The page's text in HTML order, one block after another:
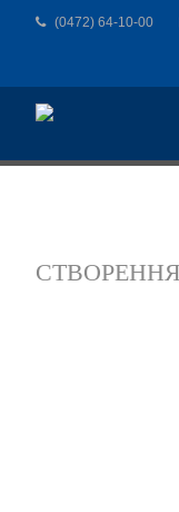
(0472) 64-10-00